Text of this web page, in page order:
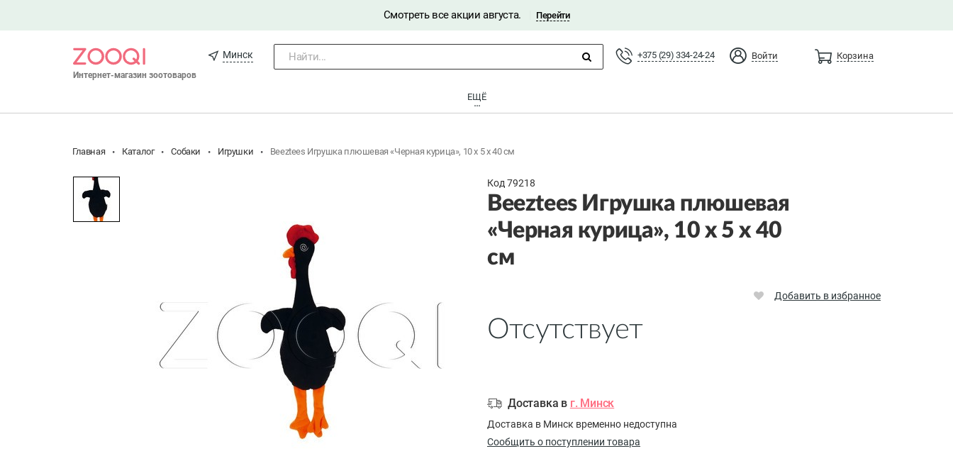
Смотреть все акции августа. Перейти
Интернет-магазин зоотоваров
Минск Найти... +375 (29) 334-24-24 Войти Корзина
ЕЩЁ
Главная Каталог Собаки Игрушки Beeztees Игрушка плюшевая «Черная курица», 10 х 5 х 40 см
Код 79218
Beeztees Игрушка плюшевая
«Черная курица», 10 х 5 х 40
см
Добавить в избранное
Отсутствует
Доставка в г. Минск
Доставка в Минск временно недоступна
Сообщить о поступлении товара